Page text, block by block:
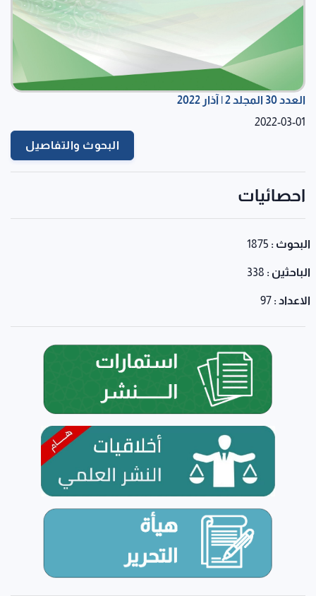
العدد 30 المجلد 2 | آذار 2022
2022-03-01
البحوث والتفاصيل
احصائيات
البحوث : 1875
الباحثين : 338
الاعداد : 97